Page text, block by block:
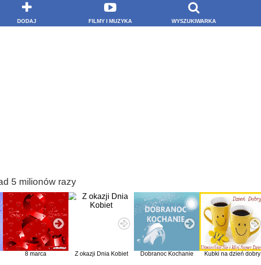
DODAJ FILMY I MUZYKA WYSZUKIWARKA
5 milionów razy
8 marca Z okazji Dnia Kobiet Dobranoc Kochanie Kubki na dzień dobry